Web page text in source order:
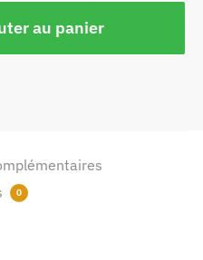
au panier
0